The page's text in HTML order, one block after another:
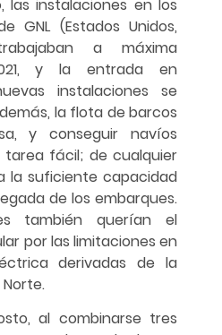
las instalaciones en los
GNL (Estados Unidos,
a máxima
y la entrada en
instalaciones se
la flota de barcos
y conseguir navíos
tarea fácil; de cualquier
la suficiente capacidad
de los embarques.
también querían el
por las limitaciones en
derivadas de la
al combinarse tres